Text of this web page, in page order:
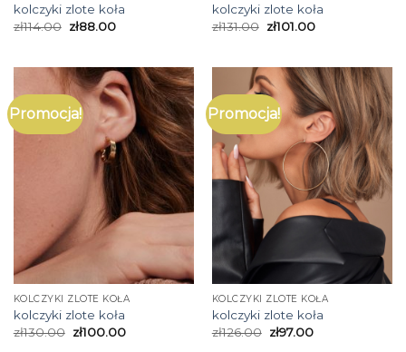
kolczyki zlote koła
zł114.00 zł88.00
kolczyki zlote koła
zł131.00 zł101.00
Promocja!
KOLCZYKI ZLOTE KOŁA
kolczyki zlote koła
zł130.00 zł100.00
Promocja!
KOLCZYKI ZLOTE KOŁA
kolczyki zlote koła
zł126.00 zł97.00